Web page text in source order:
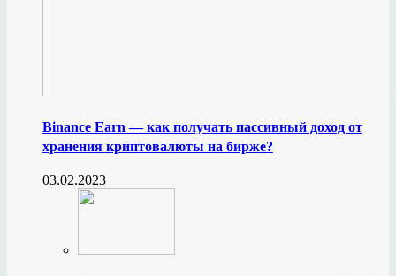
Binance Earn — как получать пассивный доход от
хранения криптовалюты на бирже?
03.02.2023